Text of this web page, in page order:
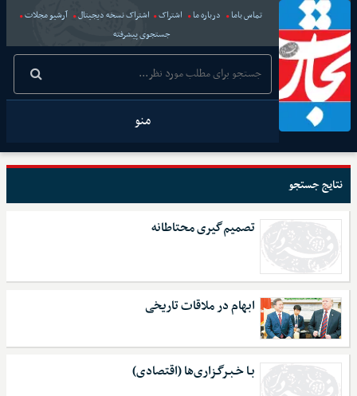
تماس باما درباره ما اشتراک اشتراک نسخه دیجیتال
آرشیو مجلات
جستجوی پیشرفته
منو
نتایج جستجو
تصمیم‌گیری محتاطانه
ابهام در ملاقات تاریخی
بـا خـبـرگـزاری‌ها (اقتصادی)